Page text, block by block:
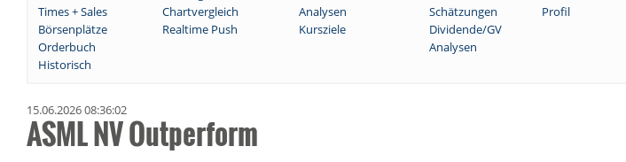
Times + Sales
Chartvergleich Analysen Schätzungen Profil
Börsenplätze
Realtime Push Kursziele Dividende/GV
Orderbuch
Analysen
Historisch
15.06.2026 08:36:02
ASML NV Outperform